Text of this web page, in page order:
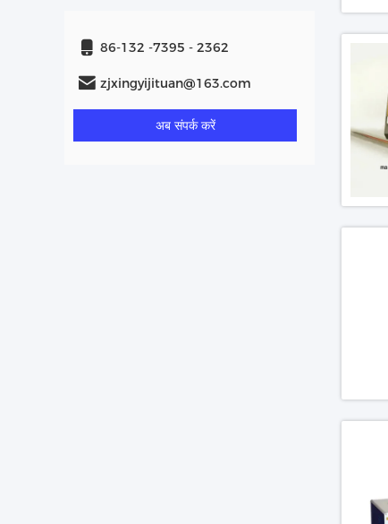
86-132 -7395 - 2362
zjxingyijituan@163.com
अब संपर्क करें